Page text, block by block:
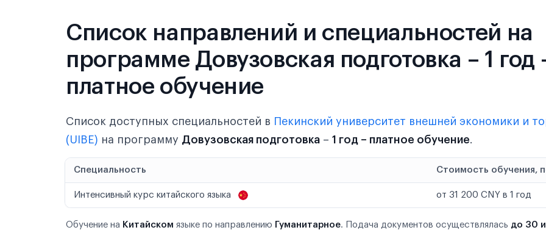
Список направлений и специальностей на
программе Довузовская подготовка – 1 год
платное обучение
Список доступных специальностей в Пекинский университет внешней экономики и
(UIBE) на программу Довузовская подготовка – 1 год – платное обучение.
Специальность Стоимость обучения,
Интенсивный курс китайского языка от 31 200 CNY в 1 год
Обучение на Китайском языке по направлению Гуманитарное. Подача документов осуществлялась до 30